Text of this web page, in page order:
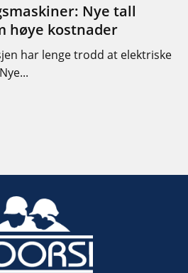
Nye tall
høye kostnader
har lenge trodd at elektriske